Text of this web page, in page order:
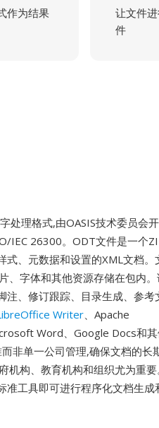
作为结果
让文件
件
处理格式,由OASIS技术委员会
IEC 26300。ODT文件是一个
、元数据和设置的XML文档。
、字体和其他资源存储在包内。
注、修订跟踪、目录生成、参考
Writer、Apache
Word、Google Docs和
非单一公司管理,确保文档的长
机构、教育机构和组织尤为重要
准工具即可进行程序化文档生成